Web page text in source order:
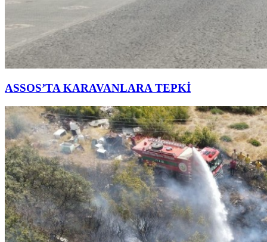
ASSOS’TA KARAVANLARA TEPKİ